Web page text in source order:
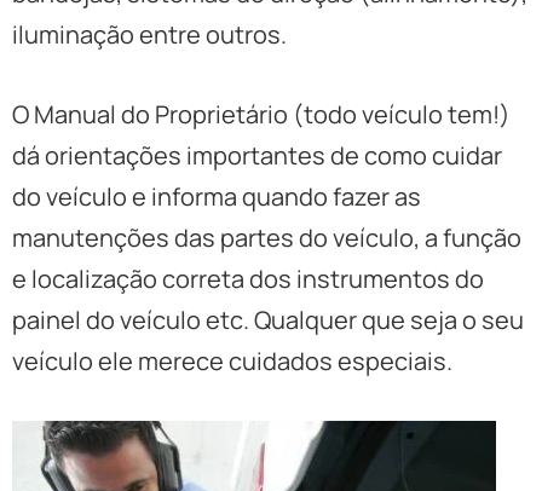
iluminação entre outros.
O Manual do Proprietário (todo veículo tem!)
dá orientações importantes de como cuidar
do veículo e informa quando fazer as
manutenções das partes do veículo, a função
e localização correta dos instrumentos do
painel do veículo etc. Qualquer que seja o seu
veículo ele merece cuidados especiais.